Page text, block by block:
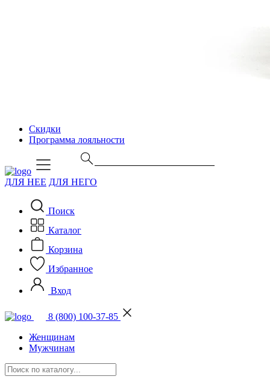
Скидки
Программа лояльности
ДЛЯ НЕЕ ДЛЯ НЕГО
Поиск
Каталог
Корзина
Избранное
Вход
8 (800) 100-37-85
Женщинам
Мужчинам